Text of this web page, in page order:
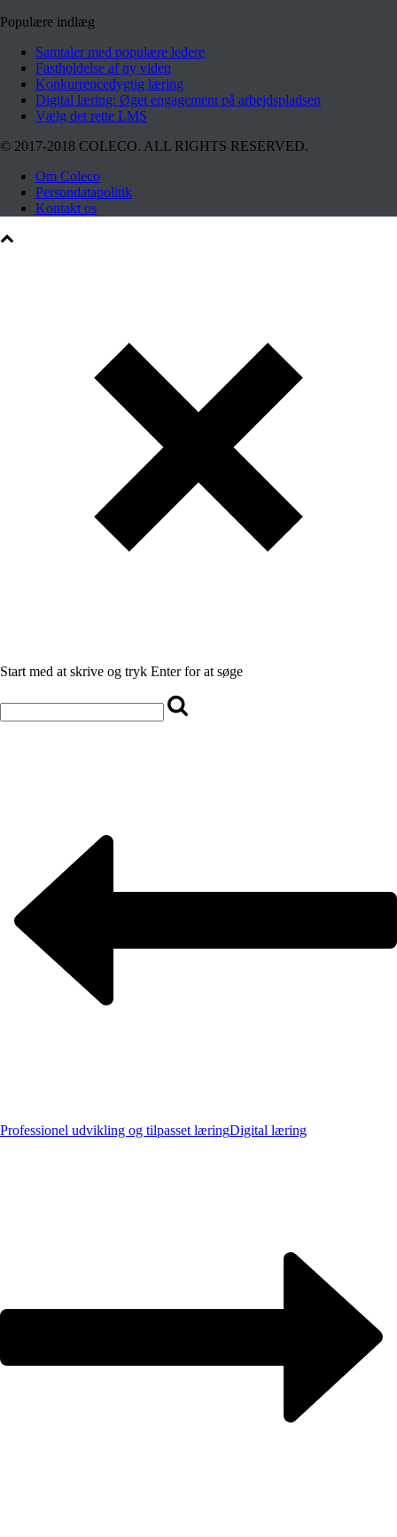
Populære indlæg
Samtaler med populære ledere
Fastholdelse af ny viden
Konkurrencedygtig læring
Digital læring: Øget engagement på arbejdspladsen
Vælg det rette LMS
© 2017-2018 COLECO. ALL RIGHTS RESERVED.
Om Coleco
Persondatapolitik
Kontakt os
Start med at skrive og tryk Enter for at søge
Professionel udvikling og tilpasset læringDigital læring